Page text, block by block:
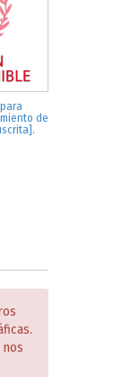
para
de